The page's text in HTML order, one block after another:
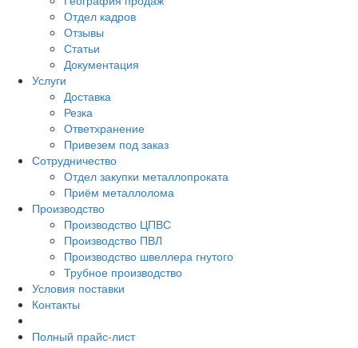
Отдел кадров
Отзывы
Статьи
Документация
Услуги
Доставка
Резка
Ответхранение
Привезем под заказ
Сотрудничество
Отдел закупки металлопроката
Приём металлолома
Производство
Производство ЦПВС
Производство ПВЛ
Производство швеллера гнутого
Трубное производство
Условия поставки
Контакты
Полный прайс-лист